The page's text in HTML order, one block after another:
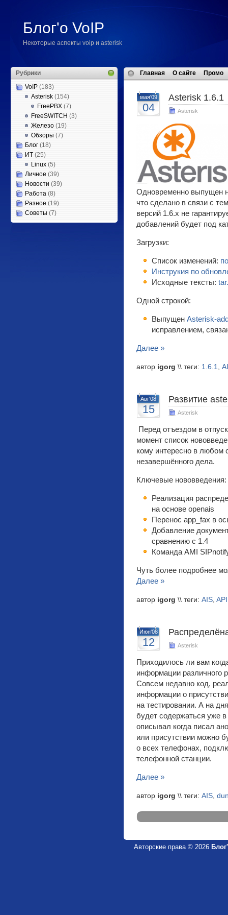
Блог'о VoIP
Некоторые аспекты voip и asterisk
Рубрики
VoIP (183)
Asterisk (154)
FreePBX (7)
FreeSWITCH (3)
Железо (19)
Обзоры (7)
Блог (18)
ИТ (25)
Linux (5)
Личное (39)
Новости (39)
Работа (8)
Разное (19)
Советы (7)
Главная О сайте Промо
мая'09
04
Asterisk 1.6.1
Asterisk
Одновременно выпущен
что сделано в связи с
версий 1.6.х не
добавлений будет под
Загрузки:
Список изменений:
Инструкия по
Исходные тексты:
Одной строкой:
Выпущен Asterisk-
исправлением,
Далее »
автор igorg \\ теги: 1.6.1,
Авг'08
15
Развитие
Asterisk
Перед отъездом в
момент список
кому интересно в любом
незавершённого дела.
Ключевые нововведения:
Реализация
на основе openais
Перенос app_fax в
Добавление
сравнению с 1.4
Команда AMI
Чуть более подробнее
Далее »
автор igorg \\ теги: AIS, API
Июн'08
12 Asterisk
Приходилось ли вам
информации различного
Совсем недавно код,
информации о
на тестировании. А на
будет содержаться уже
описывал когда писал
или присутствии можно
о всех телефонах,
телефонной станции.
Далее »
автор igorg \\ теги: AIS,
Авторские права © 2026